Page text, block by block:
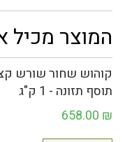
המוצר מכיל
קוהוש שחור שורש
תוסף תזונה - 1 ק"ג
658.00 ₪